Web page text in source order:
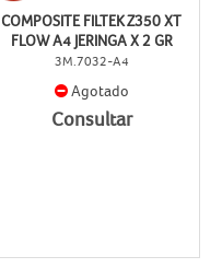
COMPOSITE FILTEK Z350 XT
FLOW A4 JERINGA X 2 GR
3M.7032-A4
Agotado
Consultar